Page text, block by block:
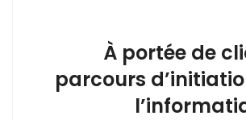
À portée de
parcours